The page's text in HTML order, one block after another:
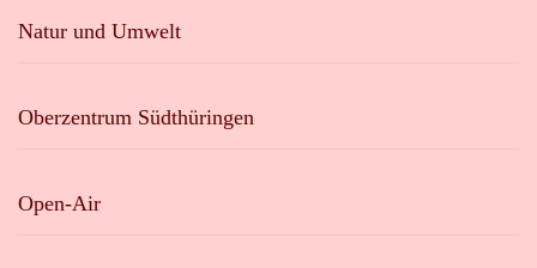
Natur und Umwelt
Oberzentrum Südthüringen
Open-Air